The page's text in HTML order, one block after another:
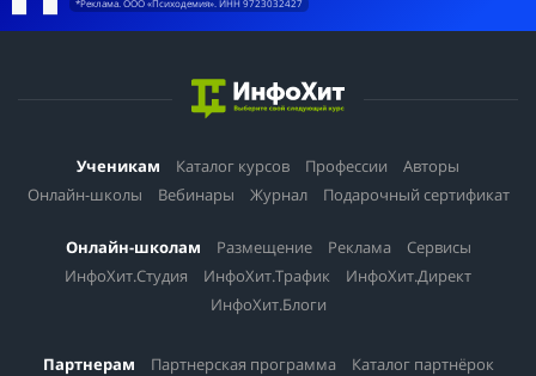
*Реклама. ООО «Психодемия». ИНН 9723032427
Ученикам Каталог курсов Профессии
Авторы
Онлайн-школы
Вебинары Журнал Подарочный сертификат
Онлайн-школам Размещение Реклама
Сервисы
ИнфоХит.Студия
ИнфоХит.Трафик
ИнфоХит.Директ
ИнфоХит.Блоги
Партнерам Партнерская программа Каталог партнёрок